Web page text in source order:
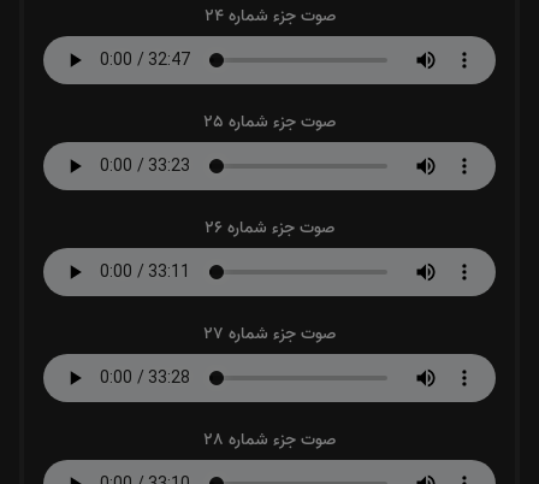
صوت جزء شماره 24
صوت جزء شماره 25
صوت جزء شماره 26
صوت جزء شماره 27
صوت جزء شماره 28